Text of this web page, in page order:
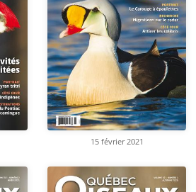
15 février 2021